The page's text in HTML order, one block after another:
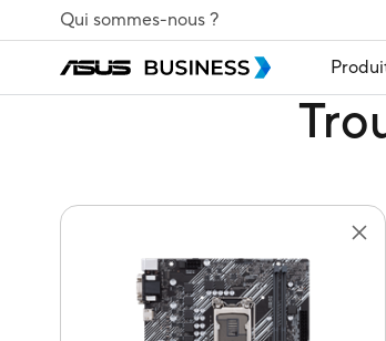
Qui sommes-nous ?